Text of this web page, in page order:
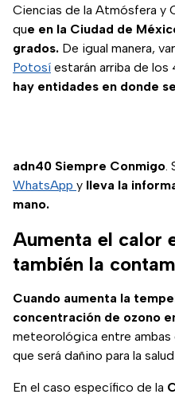
Ciencias de la Atmósfera y
que en la Ciudad de
grados. De igual manera,
Potosí estarán arriba de
hay entidades en donde
adn40 Siempre Conmigo.
WhatsApp y lleva la
mano.
Aumenta el calor
también la
Cuando aumenta la
concentración de ozono
meteorológica entre
que será dañino para la
En el caso específico de la